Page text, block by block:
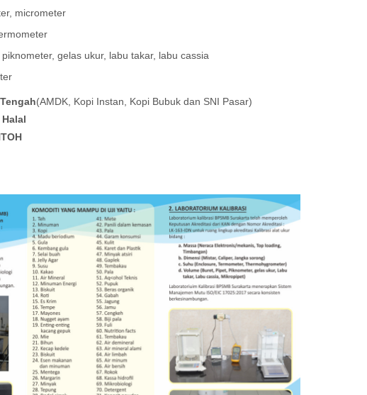
micrometer
gelas ukur, labu takar, labu cassia
(AMDK, Kopi Instan, Kopi Bubuk dan SNI Pasar)